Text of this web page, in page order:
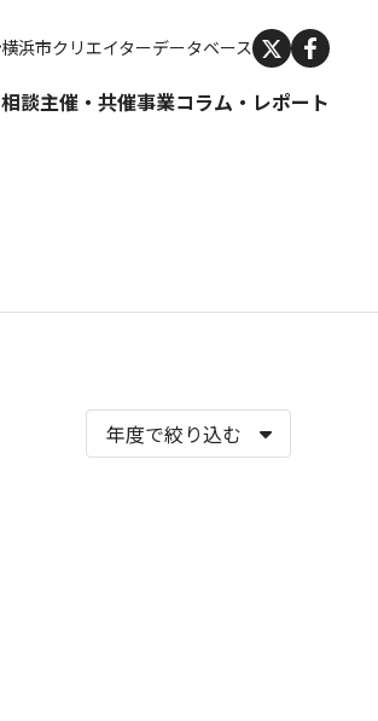
横浜市クリエイターデータベース
相談主催・共催事業コラム・レポート